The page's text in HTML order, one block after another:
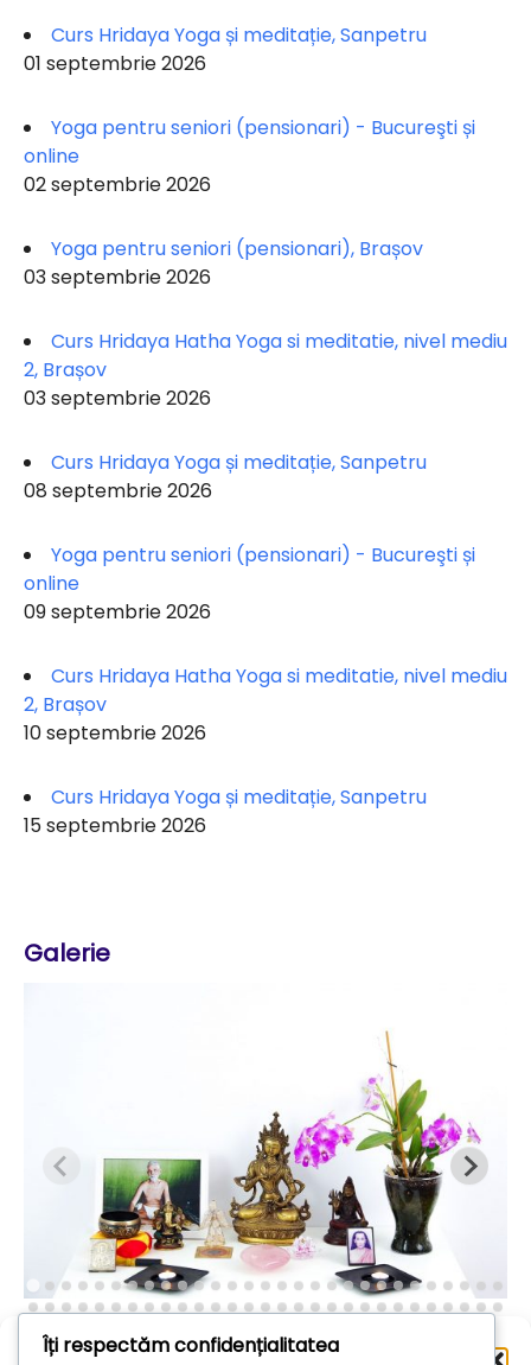
Administrează
Curs Hridaya Yoga și meditație, Sanpetru
01 septembrie 2026
Yoga pentru seniori (pensionari) - Bucureşti și
online
02 septembrie 2026
Yoga pentru seniori (pensionari), Brașov
03 septembrie 2026
Curs Hridaya Hatha Yoga si meditatie, nivel mediu
2, Brașov
03 septembrie 2026
Curs Hridaya Yoga și meditație, Sanpetru
08 septembrie 2026
Yoga pentru seniori (pensionari) - Bucureşti și
online
09 septembrie 2026
Curs Hridaya Hatha Yoga si meditatie, nivel mediu
2, Brașov
10 septembrie 2026
Curs Hridaya Yoga și meditație, Sanpetru
15 septembrie 2026
Galerie
Îți respectăm confidențialitatea